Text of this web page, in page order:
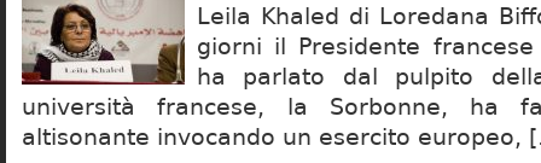
Leila Khaled di Loredana
giorni il Presidente
ha parlato dal pulpito
università francese, la Sorbonne, ha
altisonante invocando un esercito europeo,